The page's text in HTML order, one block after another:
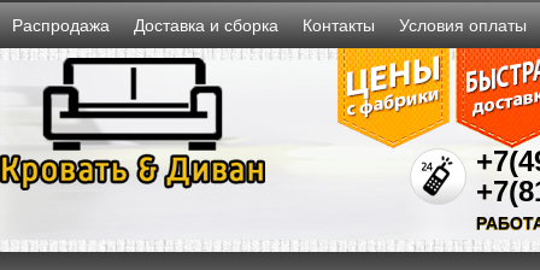
Распродажа Доставка и сборка Контакты Условия оплаты